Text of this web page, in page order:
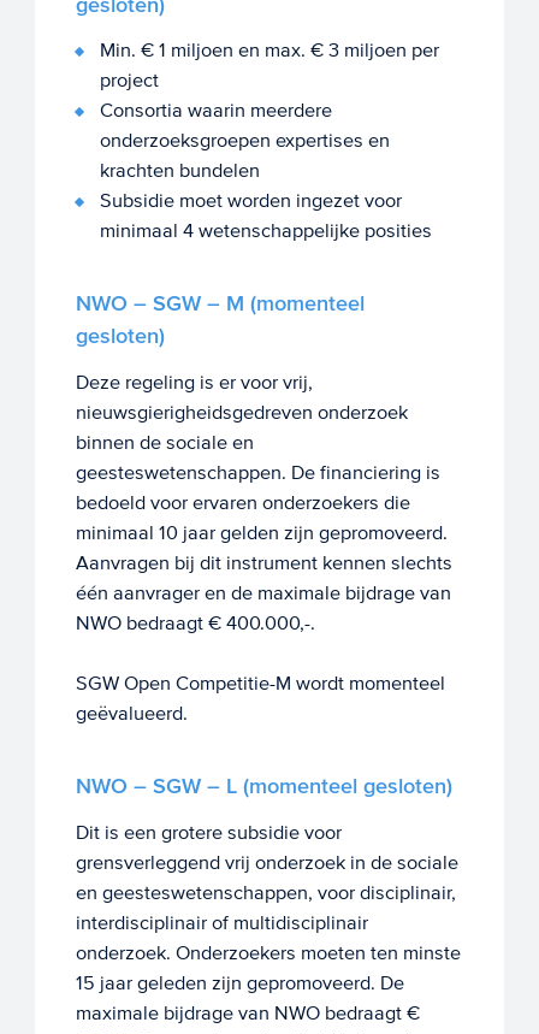
Min. € 1 miljoen en max. € 3 miljoen per
project
Consortia waarin meerdere
onderzoeksgroepen expertises en
krachten bundelen
Subsidie moet worden ingezet voor
minimaal 4 wetenschappelijke posities
NWO – SGW – M (momenteel
gesloten)
Deze regeling is er voor vrij,
nieuwsgierigheidsgedreven onderzoek
binnen de sociale en
geesteswetenschappen. De financiering is
bedoeld voor ervaren onderzoekers die
minimaal 10 jaar gelden zijn gepromoveerd.
Aanvragen bij dit instrument kennen slechts
één aanvrager en de maximale bijdrage van
NWO bedraagt € 400.000,-.
SGW Open Competitie-M wordt momenteel
geëvalueerd.
NWO – SGW – L (momenteel gesloten)
Dit is een grotere subsidie voor
grensverleggend vrij onderzoek in de sociale
en geesteswetenschappen, voor disciplinair,
interdisciplinair of multidisciplinair
onderzoek. Onderzoekers moeten ten minste
15 jaar geleden zijn gepromoveerd. De
maximale bijdrage van NWO bedraagt €